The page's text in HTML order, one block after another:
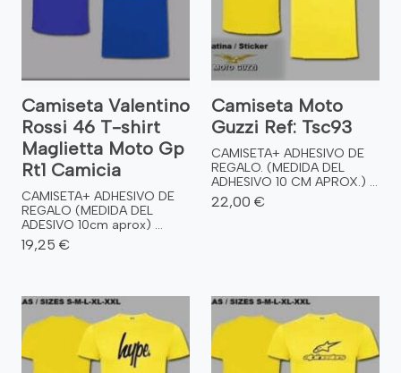
Camiseta Valentino
Rossi 46 T-shirt
Maglietta Moto Gp
Rt1 Camicia
CAMISETA+ ADHESIVO DE
REGALO (MEDIDA DEL
ADESIVO 10cm aprox) ...
19,25 €
Camiseta Moto
Guzzi Ref: Tsc93
CAMISETA+ ADHESIVO DE
REGALO. (MEDIDA DEL
ADHESIVO 10 CM APROX.) ...
22,00 €